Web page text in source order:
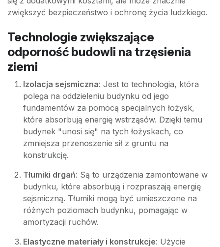
zwiększyć bezpieczeństwo i ochronę życia ludzkiego.
Technologie zwiększające
odporność budowli na trzęsienia
ziemi
Izolacja sejsmiczna: Jest to technologia, która
polega na oddzieleniu budynku od jego
fundamentów za pomocą specjalnych łożysk,
które absorbują energię wstrząsów. Dzięki temu
budynek "unosi się" na tych łożyskach, co
zmniejsza przenoszenie sił z gruntu na
konstrukcję.
Tłumiki drgań: Są to urządzenia zamontowane w
budynku, które absorbują i rozpraszają energię
sejsmiczną. Tłumiki mogą być umieszczone na
różnych poziomach budynku, pomagając w
amortyzacji ruchów.
Elastyczne materiały i konstrukcje: Użycie